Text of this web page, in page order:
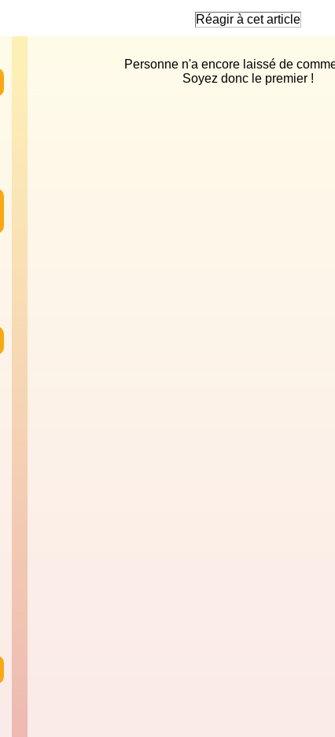
Réagir à cet article
Personne n'a encore laissé de
Soyez donc le premier !